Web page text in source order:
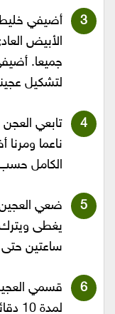
أضيفي خليط
الأبيض
جميعا.
لتشكيل
ناعما
الكامل
ضعي
يغطى
ساعتين
لمدة 10 دقائق.